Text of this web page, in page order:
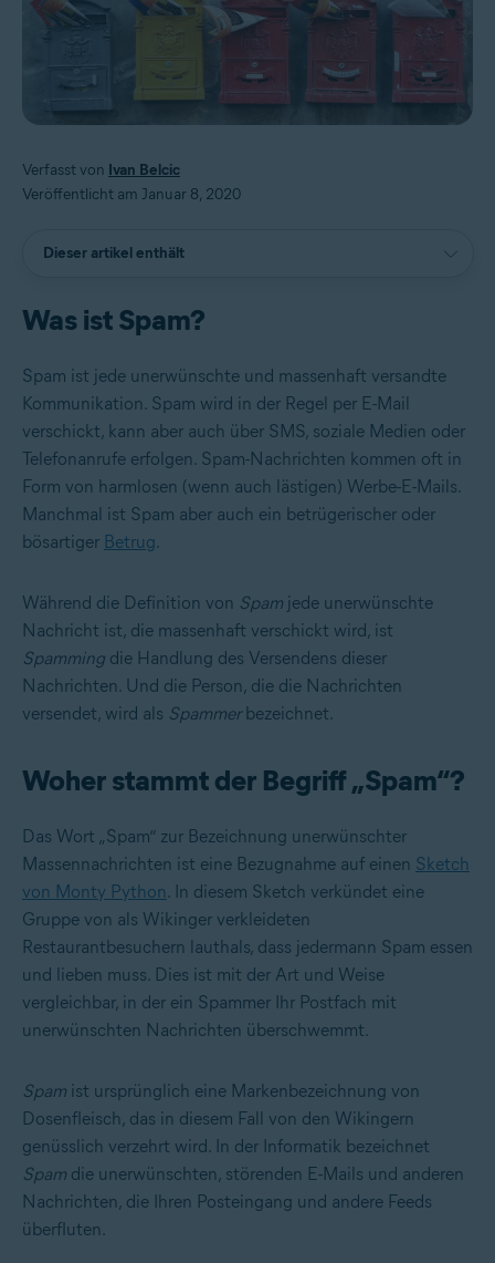
Verfasst von Ivan Belcic
Veröffentlicht am Januar 8, 2020
Dieser artikel enthält
Was ist Spam?
Spam ist jede unerwünschte und massenhaft versandte
Kommunikation. Spam wird in der Regel per E-Mail
verschickt, kann aber auch über SMS, soziale Medien oder
Telefonanrufe erfolgen. Spam-Nachrichten kommen oft in
Form von harmlosen (wenn auch lästigen) Werbe-E-Mails.
Manchmal ist Spam aber auch ein betrügerischer oder
bösartiger Betrug.
Während die Definition von Spam jede unerwünschte
Nachricht ist, die massenhaft verschickt wird, ist
Spamming die Handlung des Versendens dieser
Nachrichten. Und die Person, die die Nachrichten
versendet, wird als Spammerbezeichnet.
Woher stammt der Begriff „Spam“?
Das Wort „Spam“ zur Bezeichnung unerwünschter
Massennachrichten ist eine Bezugnahme auf einen Sketch
von Monty Python . In diesem Sketch verkündet eine
Gruppe von als Wikinger verkleideten
Restaurantbesuchern lauthals, dass jedermann Spam essen
und lieben muss. Dies ist mit der Art und Weise
vergleichbar, in der ein Spammer Ihr Postfach mit
unerwünschten Nachrichten überschwemmt.
Spam ist ursprünglich eine Markenbezeichnung von
Dosenfleisch, das in diesem Fall von den Wikingern
genüsslich verzehrt wird. In der Informatik bezeichnet
Spam die unerwünschten, störenden E-Mails und anderen
Nachrichten, die Ihren Posteingang und andere Feeds
überfluten.